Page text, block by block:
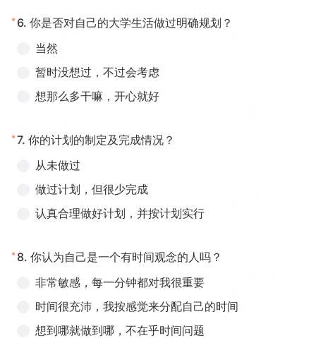
* 6. 你是否对自己的大学生活做过明确规划？
当然
暂时没想过，不过会考虑
想那么多干嘛，开心就好
*7. 你的计划的制定及完成情况？
从未做过
做过计划，但很少完成
认真合理做好计划，并按计划实行
* 8. 你认为自己是一个有时间观念的人吗？
非常敏感，每一分钟都对我很重要
时间很充沛，我按感觉来分配自己的时间
想到哪就做到哪，不在乎时间问题